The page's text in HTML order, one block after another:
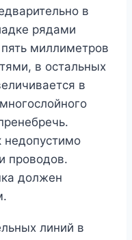
в
рядами
миллиметров
в остальных
в
недопустимо
проводов.
должен